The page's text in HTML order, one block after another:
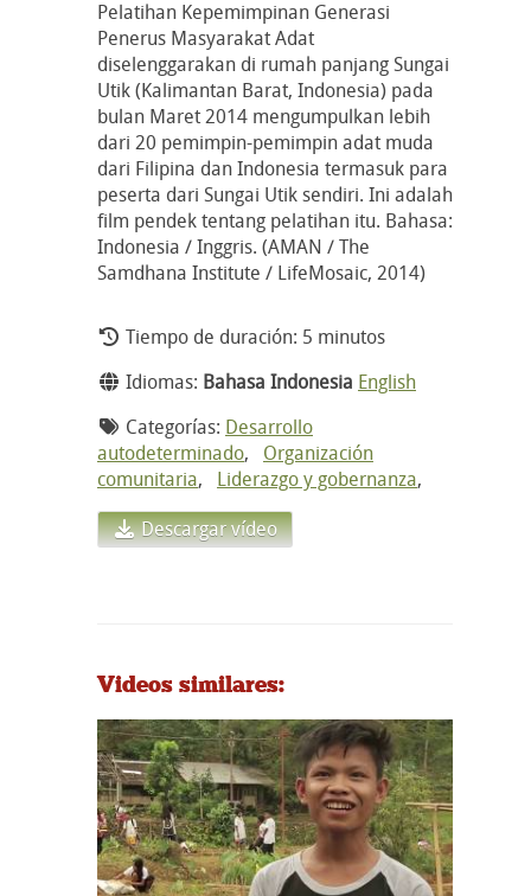
Pelatihan Kepemimpinan Generasi
Penerus Masyarakat Adat
diselenggarakan di rumah panjang Sungai
Utik (Kalimantan Barat, Indonesia) pada
bulan Maret 2014 mengumpulkan lebih
dari 20 pemimpin-pemimpin adat muda
dari Filipina dan Indonesia termasuk para
peserta dari Sungai Utik sendiri. Ini adalah
film pendek tentang pelatihan itu. Bahasa:
Indonesia / Inggris. (AMAN / The
Samdhana Institute / LifeMosaic, 2014)
Tiempo de duración: 5 minutos
Idiomas: Bahasa Indonesia English
Categorías: Desarrollo
autodeterminado, Organización
comunitaria, Liderazgo y gobernanza,
Descargar vídeo
Videos similares: